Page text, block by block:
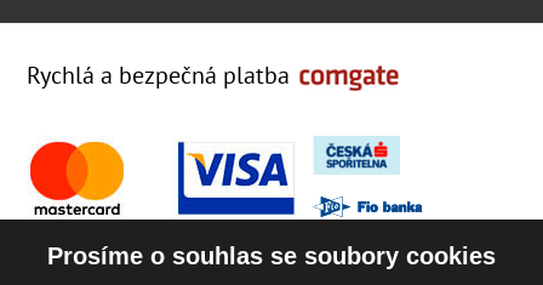
Rychlá a bezpečná platba
Prosíme o souhlas se soubory cookies